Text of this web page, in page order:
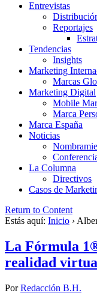
Entrevistas
Reportajes
Tendencias
Insights
Marketing
Marcas
Marketing Digital
Mobile
Marca
Marca España
Noticias
La Columna
Directivos
Casos de
Return to Content
Estás aquí: Inicio ›
La Fórmula
realidad
PorRedacción B.H.